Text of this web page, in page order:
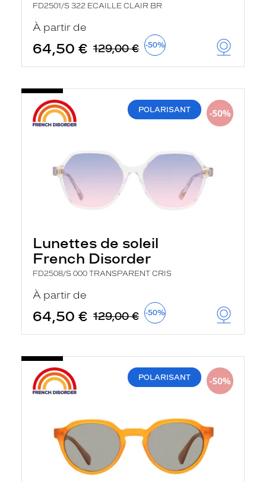
FD2501/S 322 ECAILLE CLAIR BR
À partir de
64,50 € 129,00 € -50%
POLARISANT
Lunettes de soleil
French Disorder
FD2508/S 000 TRANSPARENT CRIS
À partir de
64,50 € 129,00 € -50%
POLARISANT